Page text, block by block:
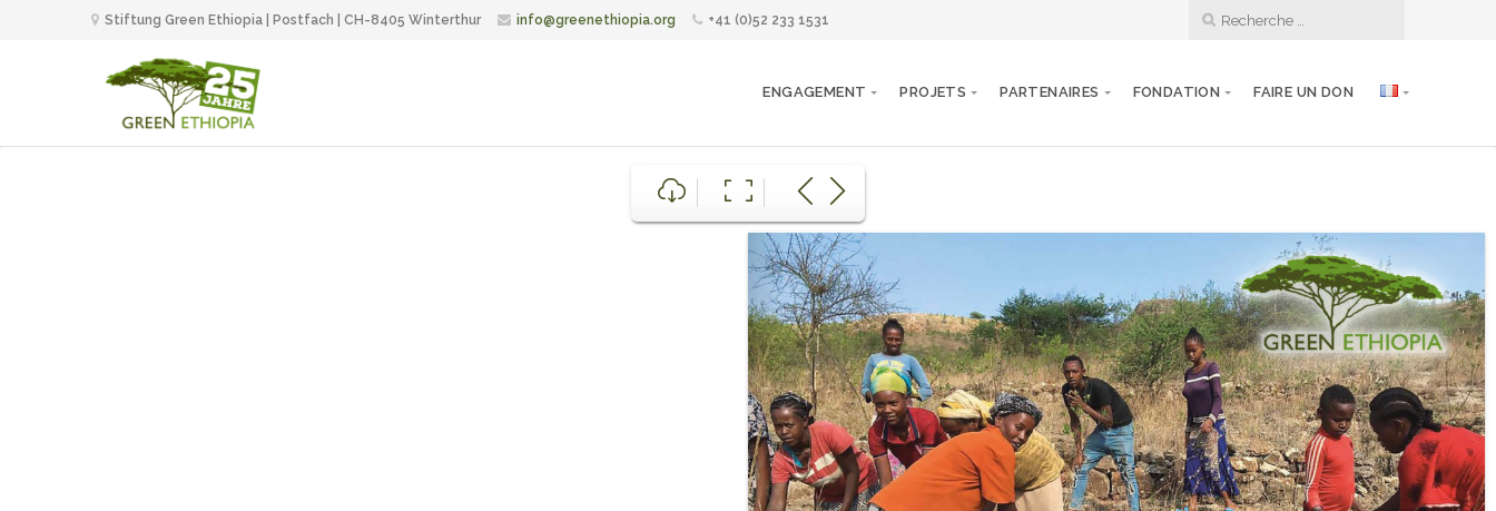
Stiftung Green Ethiopia | Postfach | CH-8405 Winterthur info@greenethiopia.org +41 (0)52 233 1531
ENGAGEMENT PROJETS PARTENAIRES FONDATION FAIRE UN DON
Annee 2021